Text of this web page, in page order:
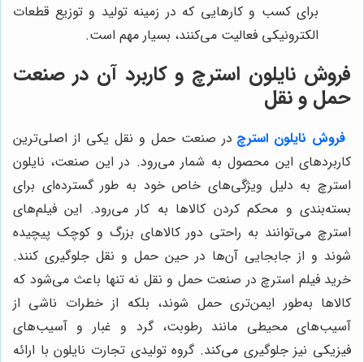
برای کسب و کارهایی که در زمینه تولید و توزیع قطعات
الکترونیکی فعالیت می‌کنند، بسیار مهم است.
فروش نایلون استرچ و کاربرد آن در صنعت
حمل و نقل
فروش نایلون استرچ در صنعت حمل و نقل یکی از اصلی‌ترین
کاربردهای این محصول به شمار می‌رود. در این صنعت، نایلون
استرچ به دلیل ویژگی‌های خاص خود به طور گسترده‌ای برای
بسته‌بندی و محکم کردن کالاها به کار می‌رود. این فیلم‌های
استرچ می‌توانند به راحتی دور کالاهای بزرگ و کوچک پیچیده
شوند و از جابجایی آن‌ها در حین حمل و نقل جلوگیری کنند.
خرید فیلم استرچ در صنعت حمل و نقل نه تنها باعث می‌شود که
کالاها به‌طور ایمن‌تری حمل شوند، بلکه از خطرات ناشی از
آسیب‌های محیطی مانند رطوبت، گرد و غبار و آسیب‌های
فیزیکی نیز جلوگیری می‌کند. گروه تولیدی تجارت نایلون با ارائه